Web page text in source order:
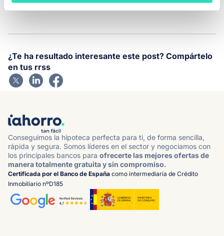
¿Te ha resultado interesante este post? Compártelo
en tus rrss
Conseguimos la hipoteca perfecta para ti, de forma sencilla,
rápida y segura. Somos líderes en el sector y negociamos con
los principales bancos para ofrecerte las mejores ofertas de
manera totalmente gratuita y sin compromiso.
Certificada por el Banco de España como intermediaria de Crédito
Inmobiliario nºD185